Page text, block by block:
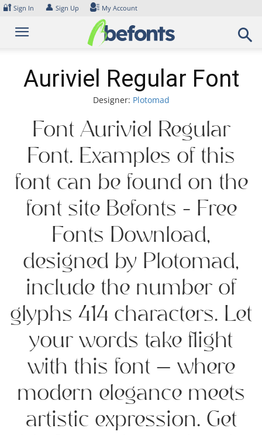
Skip
content
🔐 Sign In 👤 Sign Up My Account
Auriviel Regular Font
Designer: Plotomad
Font Auriviel Regular
Font. Examples of this
font can be found on the
font site Befonts – Free
Fonts Download,
designed by Plotomad,
include the number of
glyphs 414 characters. Let
your words take flight
with this font — where
modern elegance meets
artistic expression. Get